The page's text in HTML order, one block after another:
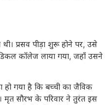
प्रसव पीड़ा शुरू होने पर, उसे
कॉलेज लाया गया, जहाँ उसने
गया है कि बच्ची का जैविक
सौरभ के परिवार ने तुरंत इस